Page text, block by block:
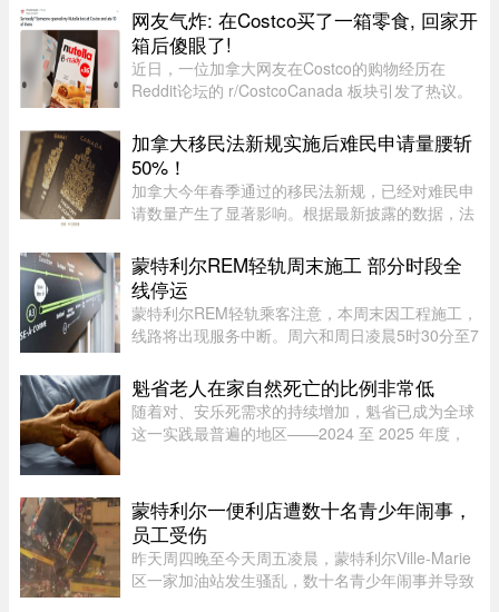
中的舆论风向开始出现微妙变化。部分华人社区成
员开始对已遭警方击毙的 ...
网友气炸: 在Costco买了一箱零食, 回家开
箱后傻眼了!
近日，一位加拿大网友在Costco的购物经历在
Reddit论坛的 r/CostcoCanada 板块引发了热议。
果回家一开箱，血压直接飙升——里面的零食居然
凭空消失了近三分之一！图片来 ...
加拿大移民法新规实施后难民申请量腰斩
50%！
加拿大今年春季通过的移民法新规，已经对难民申
请数量产生了显著影响。根据最新披露的数据，法
请，较去年同期的 2.78 万宗减少近一半。新法生
效，难民通道收紧今年 3 ...
蒙特利尔REM轻轨周末施工 部分时段全
线停运
蒙特利尔REM轻轨乘客注意，本周末因工程施工，
线路将出现服务中断。周六和周日凌晨5时30分至7
至Bois-Franc路段停运时间将持续至上午10时。
REM将安排接驳巴士连接受影响 ...
魁省老人在家自然死亡的比例非常低
随着对、安乐死需求的持续增加，魁省已成为全球
这一实践最普遍的地区——2024 至 2025 年度，
尊严离世这方面，魁省的表现 ...
蒙特利尔一便利店遭数十名青少年闹事，
员工受伤
昨天周四晚至今天周五凌晨，蒙特利尔Ville-Marie
区一家加油站发生骚乱，数十名青少年闹事并导致